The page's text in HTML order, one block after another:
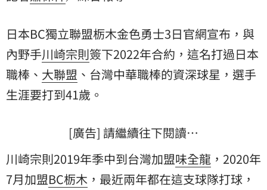
日本BC獨立聯盟栃木金色勇士3日官網宣布，與
內野手川崎宗則簽下2022年合約，這名打過日本
職棒、 大聯盟 、台灣中華職棒的資深球星，選手
生涯要打到41歲。
[廣告] 請繼續往下閱讀…
川崎宗則2019年季中到台灣加盟味全龍 ，2020年
7月加盟BC栃木 ，最近兩年都在這支球隊打球，